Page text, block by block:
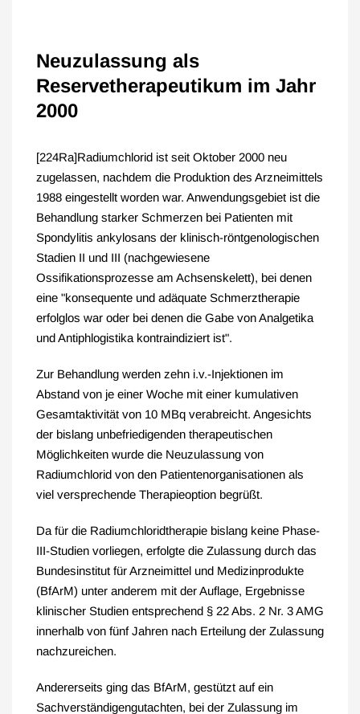
Neuzulassung als
Reservetherapeutikum im Jahr
2000
[224Ra]Radiumchlorid ist seit Oktober 2000 neu
zugelassen, nachdem die Produktion des Arzneimittels
1988 eingestellt worden war. Anwendungsgebiet ist die
Behandlung starker Schmerzen bei Patienten mit
Spondylitis ankylosans der klinisch-röntgenologischen
Stadien II und III (nachgewiesene
Ossifikationsprozesse am Achsenskelett), bei denen
eine "konsequente und adäquate Schmerztherapie
erfolglos war oder bei denen die Gabe von Analgetika
und Antiphlogistika kontraindiziert ist".
Zur Behandlung werden zehn i.v.-Injektionen im
Abstand von je einer Woche mit einer kumulativen
Gesamtaktivität von 10 MBq verabreicht. Angesichts
der bislang unbefriedigenden therapeutischen
Möglichkeiten wurde die Neuzulassung von
Radiumchlorid von den Patientenorganisationen als
viel versprechende Therapieoption begrüßt.
Da für die Radiumchloridtherapie bislang keine Phase-
III-Studien vorliegen, erfolgte die Zulassung durch das
Bundesinstitut für Arzneimittel und Medizinprodukte
(BfArM) unter anderem mit der Auflage, Ergebnisse
klinischer Studien entsprechend § 22 Abs. 2 Nr. 3 AMG
innerhalb von fünf Jahren nach Erteilung der Zulassung
nachzureichen.
Andererseits ging das BfArM, gestützt auf ein
Sachverständigengutachten, bei der Zulassung im